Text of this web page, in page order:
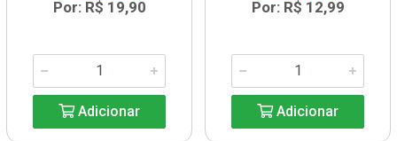
Por: R$ 19,90
Adicionar
Por: R$ 12,99
Adicionar